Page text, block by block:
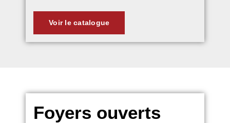
Voir le catalogue
Foyers ouverts